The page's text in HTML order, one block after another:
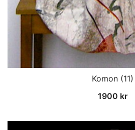
Komon (11)
1900 kr